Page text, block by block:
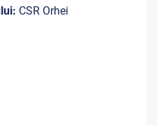
CSR Orhei